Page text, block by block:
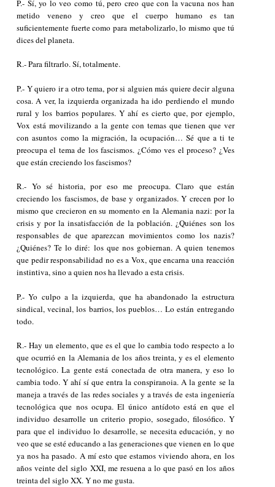
P.- Sí, yo lo veo como tú, pero creo que con la vacuna nos han
metido veneno y creo que el cuerpo humano es tan
suficientemente fuerte como para metabolizarlo, lo mismo que tú
dices del planeta.
R.- Para filtrarlo. Sí, totalmente.
P.- Y quiero ir a otro tema, por si alguien más quiere decir alguna
cosa. A ver, la izquierda organizada ha ido perdiendo el mundo
rural y los barrios populares. Y ahí es cierto que, por ejemplo,
Vox está movilizando a la gente con temas que tienen que ver
con asuntos como la migración, la ocupación… Sé que a ti te
preocupa el tema de los fascismos. ¿Cómo ves el proceso? ¿Ves
que están creciendo los fascismos?
R.- Yo sé historia, por eso me preocupa. Claro que están
creciendo los fascismos, de base y organizados. Y crecen por lo
mismo que crecieron en su momento en la Alemania nazi: por la
crisis y por la insatisfacción de la población. ¿Quiénes son los
responsables de que aparezcan movimientos como los nazis?
¿Quiénes? Te lo diré: los que nos gobiernan. A quien tenemos
que pedir responsabilidad no es a Vox, que encarna una reacción
instintiva, sino a quien nos ha llevado a esta crisis.
P.- Yo culpo a la izquierda, que ha abandonado la estructura
sindical, vecinal, los barrios, los pueblos… Lo están entregando
todo.
R.- Hay un elemento, que es el que lo cambia todo respecto a lo
que ocurrió en la Alemania de los años treinta, y es el elemento
tecnológico. La gente está conectada de otra manera, y eso lo
cambia todo. Y ahí sí que entra la conspiranoia. A la gente se la
maneja a través de las redes sociales y a través de esta ingeniería
tecnológica que nos ocupa. El único antídoto está en que el
individuo desarrolle un criterio propio, sosegado, filosófico. Y
para que el individuo lo desarrolle, se necesita educación, y no
veo que se esté educando a las generaciones que vienen en lo que
ya nos ha pasado. A mí esto que estamos viviendo ahora, en los
años veinte del siglo XXI, me resuena a lo que pasó en los años
treinta del siglo XX. Y no me gusta.